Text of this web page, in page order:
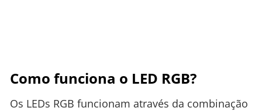
Como funciona o LED RGB?
Os LEDs RGB funcionam através da combinação